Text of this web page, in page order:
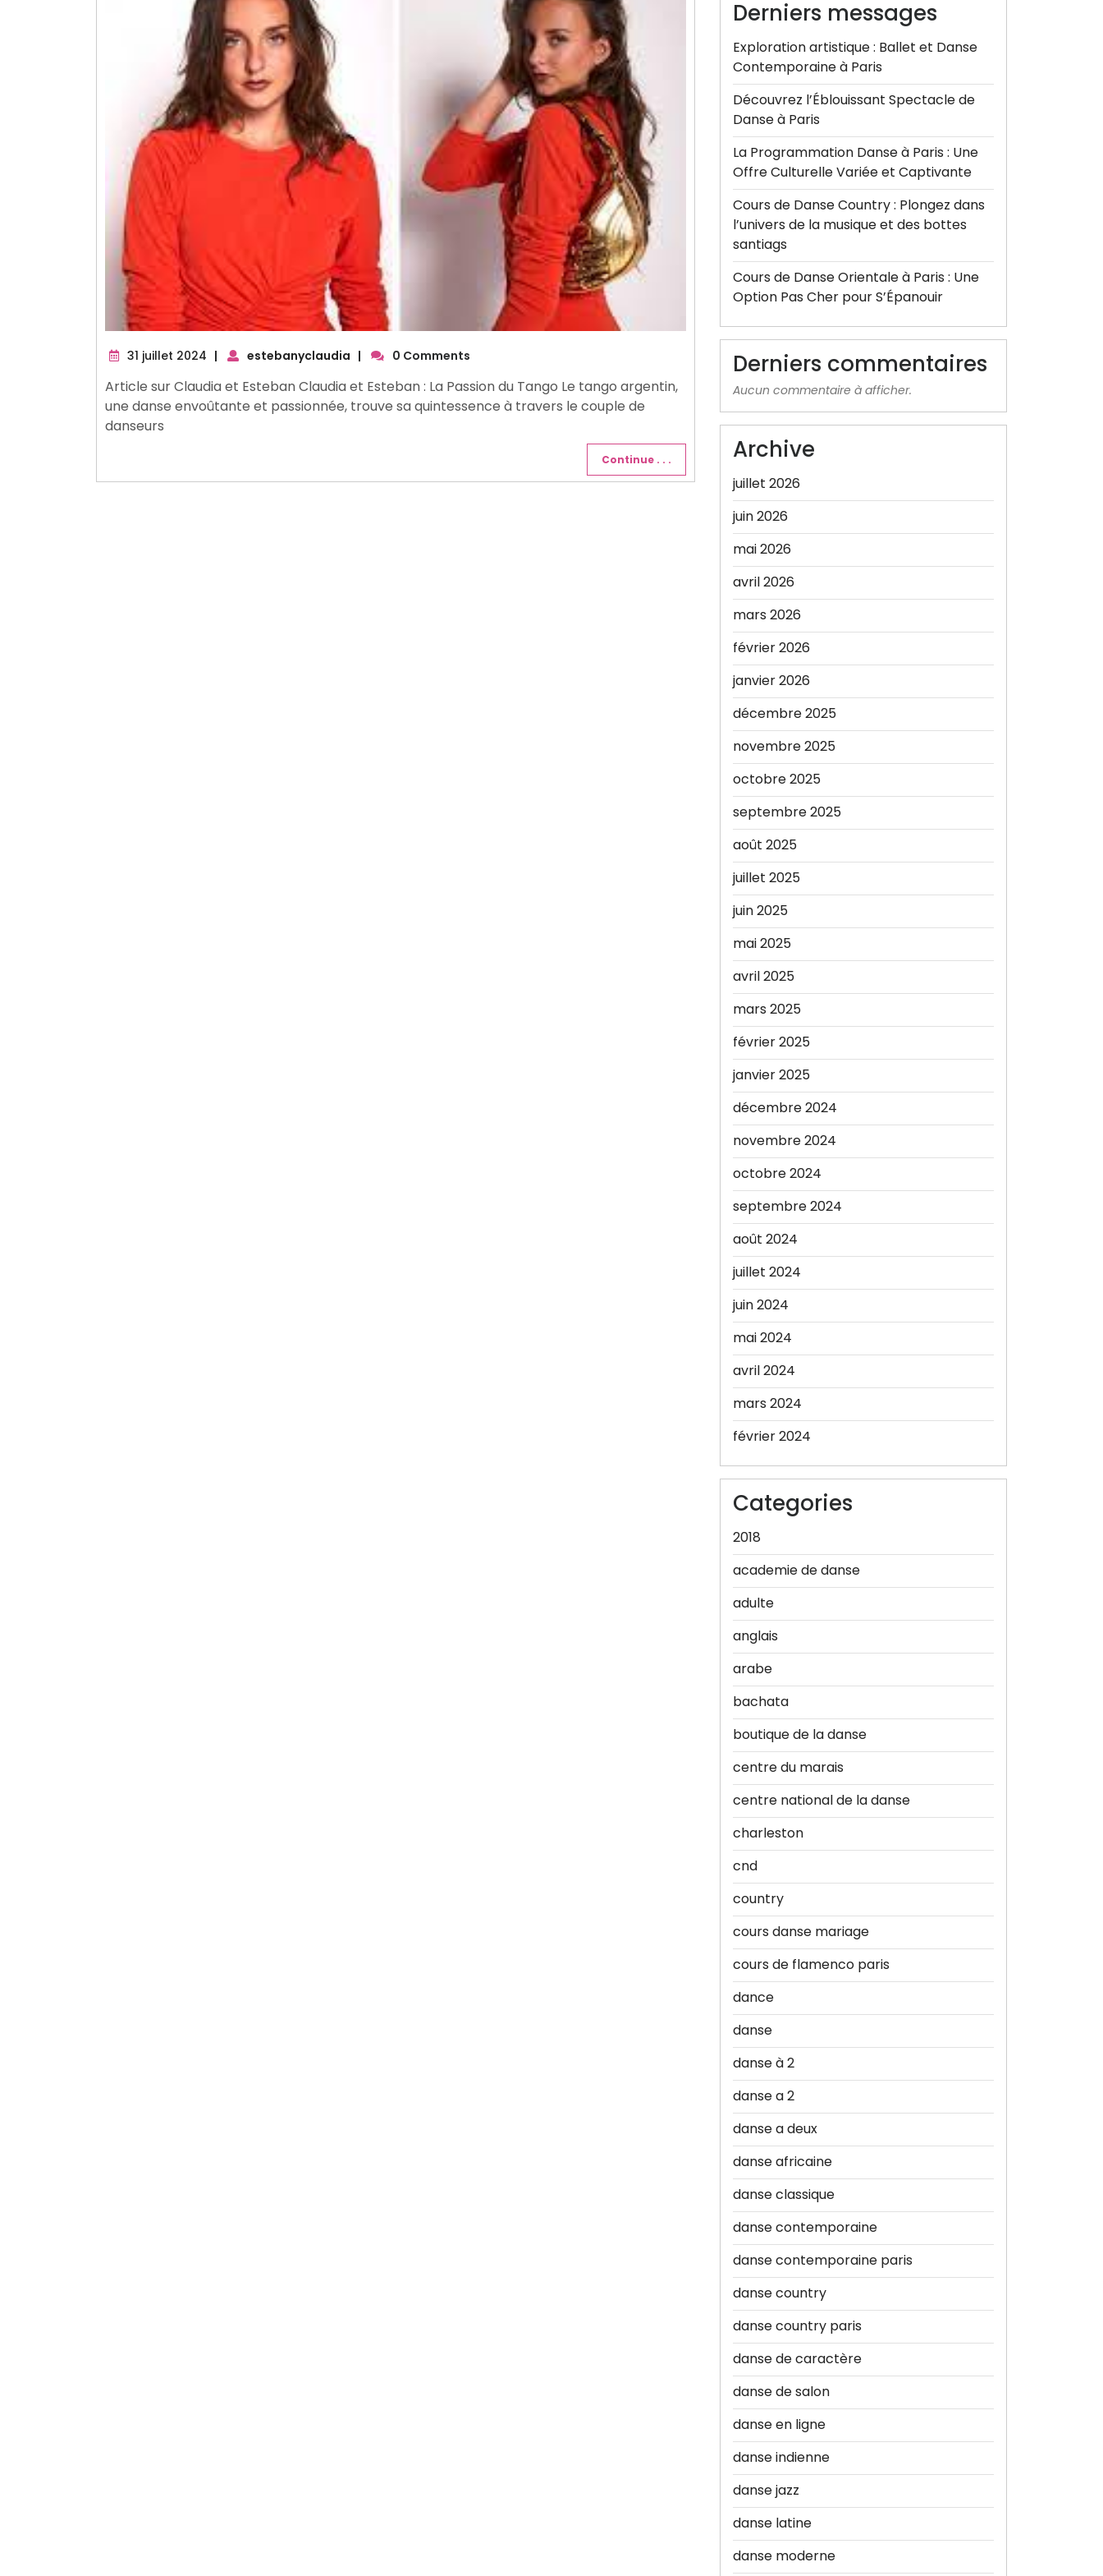
31 juillet 2024 31
2024
| estebanyclaudia | 0 Comments
Article sur Claudia et Esteban Claudia et Esteban : La Passion du Tango Le tango argentin,
une danse envoûtante et passionnée, trouve sa quintessence à travers le couple de
danseurs
Continue . . .
Derniers messages
Exploration artistique : Ballet et Danse
Contemporaine à Paris
Découvrez l’Éblouissant Spectacle de
Danse à Paris
La Programmation Danse à Paris : Une
Offre Culturelle Variée et Captivante
Cours de Danse Country : Plongez dans
l’univers de la musique et des bottes
santiags
Cours de Danse Orientale à Paris : Une
Option Pas Cher pour S’Épanouir
Derniers commentaires
Aucun commentaire à afficher.
Archive
juillet 2026
juin 2026
mai 2026
avril 2026
mars 2026
février 2026
janvier 2026
décembre 2025
novembre 2025
octobre 2025
septembre 2025
août 2025
juillet 2025
juin 2025
mai 2025
avril 2025
mars 2025
février 2025
janvier 2025
décembre 2024
novembre 2024
octobre 2024
septembre 2024
août 2024
juillet 2024
juin 2024
mai 2024
avril 2024
mars 2024
février 2024
Categories
2018
academie de danse
adulte
anglais
arabe
bachata
boutique de la danse
centre du marais
centre national de la danse
charleston
cnd
country
cours danse mariage
cours de flamenco paris
dance
danse
danse à 2
danse a 2
danse a deux
danse africaine
danse classique
danse contemporaine
danse contemporaine paris
danse country
danse country paris
danse de caractère
danse de salon
danse en ligne
danse indienne
danse jazz
danse latine
danse moderne